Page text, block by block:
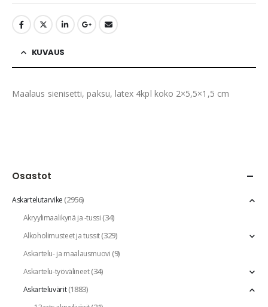
KUVAUS
Maalaus sienisetti, paksu, latex 4kpl koko 2×5,5×1,5 cm
Osastot
Askartelutarvike(2956)
Akryylimaalikynä ja -tussi(34)
Alkoholimusteet ja tussit(329)
Askartelu- ja maalausmuovi(9)
Askartelu-työvälineet(34)
Askarteluvärit(1883)